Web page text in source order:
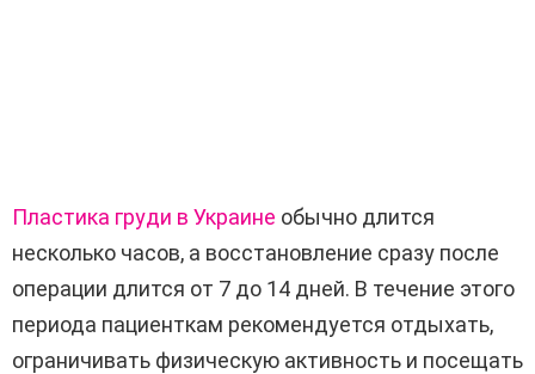
Пластика груди в Украине обычно длится
несколько часов, а восстановление сразу после
операции длится от 7 до 14 дней. В течение этого
периода пациенткам рекомендуется отдыхать,
ограничивать физическую активность и посещать